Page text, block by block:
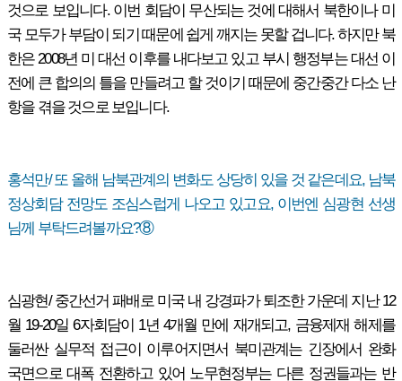
것으로 보입니다. 이번 회담이 무산되는 것에 대해서 북한이나 미
국 모두가 부담이 되기 때문에 쉽게 깨지는 못할 겁니다. 하지만 북
한은 2008년 미 대선 이후를 내다보고 있고 부시 행정부는 대선 이
전에 큰 합의의 틀을 만들려고 할 것이기 때문에 중간중간 다소 난
항을 겪을 것으로 보입니다.
홍석만/ 또 올해 남북관계의 변화도 상당히 있을 것 같은데요, 남북
정상회담 전망도 조심스럽게 나오고 있고요, 이번엔 심광현 선생
님께 부탁드려볼까요?⑧
심광현/ 중간선거 패배로 미국 내 강경파가 퇴조한 가운데 지난 12
월 19-20일 6자회담이 1년 4개월 만에 재개되고, 금융제재 해제를
둘러싼 실무적 접근이 이루어지면서 북미관계는 긴장에서 완화
국면으로 대폭 전환하고 있어 노무현정부는 다른 정권들과는 반